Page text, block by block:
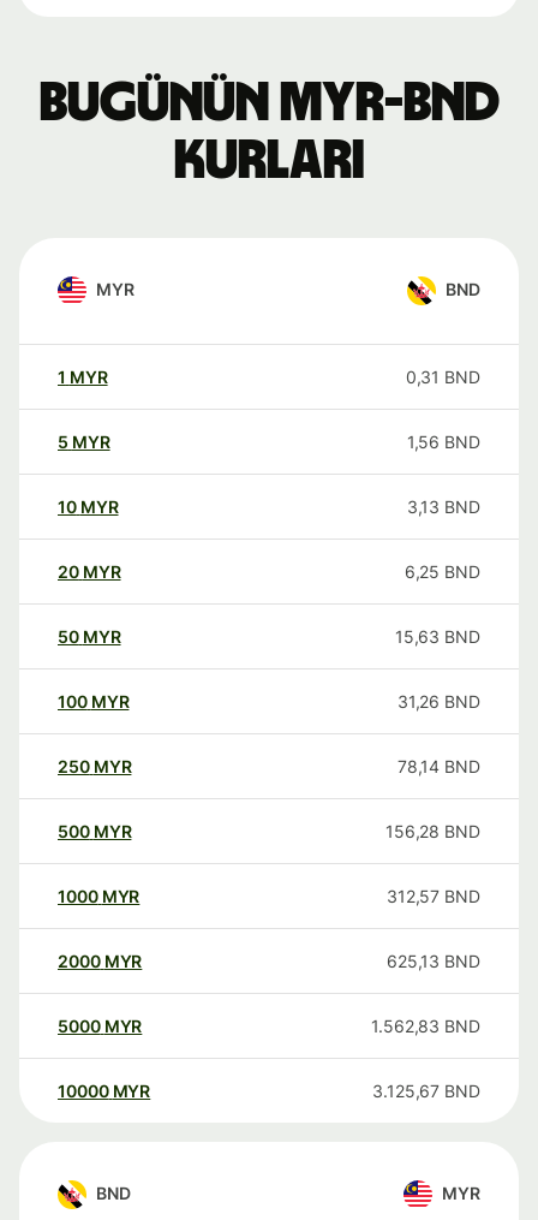
Bugünün MYR-BND
kurları
MYR BND
1 MYR 0,31 BND
5 MYR 1,56 BND
10 MYR 3,13 BND
20 MYR 6,25 BND
50 MYR 15,63 BND
100 MYR 31,26 BND
250 MYR 78,14 BND
500 MYR 156,28 BND
1000 MYR 312,57 BND
2000 MYR 625,13 BND
5000 MYR 1.562,83 BND
10000 MYR 3.125,67 BND
BND MYR